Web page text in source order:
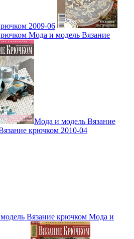
2009-06
Мода и модель Вязание
Мода и модель Вязание
крючком 2010-04
Вязание крючком Мода и